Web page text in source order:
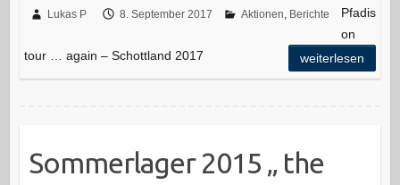
Lukas P 8. September 2017 Aktionen, Berichte
Pfadis
on
tour … again – Schottland 2017
weiterlesen
Sommerlager 2015 „ the